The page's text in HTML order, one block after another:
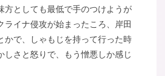
方としても最低で手のつけようが
ライナ侵攻が始まったころ、岸田
かで、しゃもじを持って行った時
しさと怒りで、もう憎悪しか感じ